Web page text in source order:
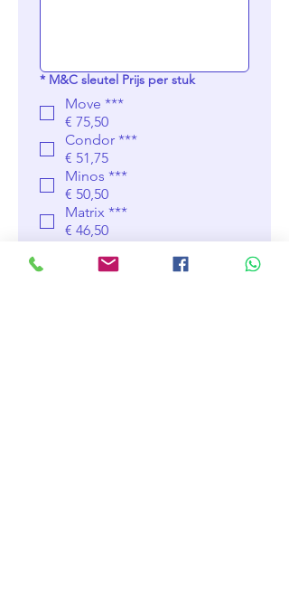
* M&C sleutel Prijs per stuk
Move ***
€ 75,50
Condor ***
€ 51,75
Minos ***
€ 50,50
Matrix ***
€ 46,50
€ 48,75